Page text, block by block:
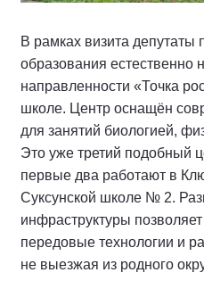
В рамках визита депутаты
образования естественно
направленности «Точка
школе. Центр оснащён
для занятий биологией,
Это уже третий подобный
первые два работают в
Суксунской школе № 2.
инфраструктуры
передовые технологии и
не выезжая из родного